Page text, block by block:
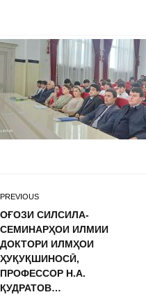
PREVIOUS
ОҒОЗИ СИЛСИЛА-
СЕМИНАРҲОИ ИЛМИИ
ДОКТОРИ ИЛМҲОИ
ҲУҚУҚШИНОСӢ,
ПРОФЕССОР Н.А.
ҚУДРАТОВ…